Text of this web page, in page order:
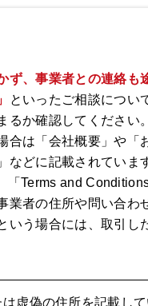
ず、事業者との連絡も
といったご相談につい
るか確認してください。
は「会社概要」や「
などに記載されていま
Terms and
業者の住所や問い合わ
いう場合には、取引し
虚偽の住所を記載して